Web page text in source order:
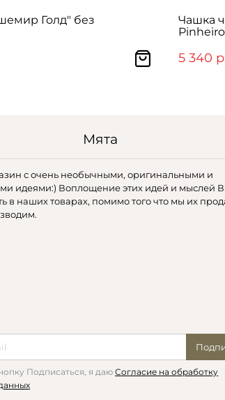
Голд" без
Чашка
Pinheiro
5 340
Мята
с очень необычными, оригинальными и
идеями:) Воплощение этих идей и мыслей
в наших товарах, помимо того что мы их
Подписаться, я даюСогласие на обработку